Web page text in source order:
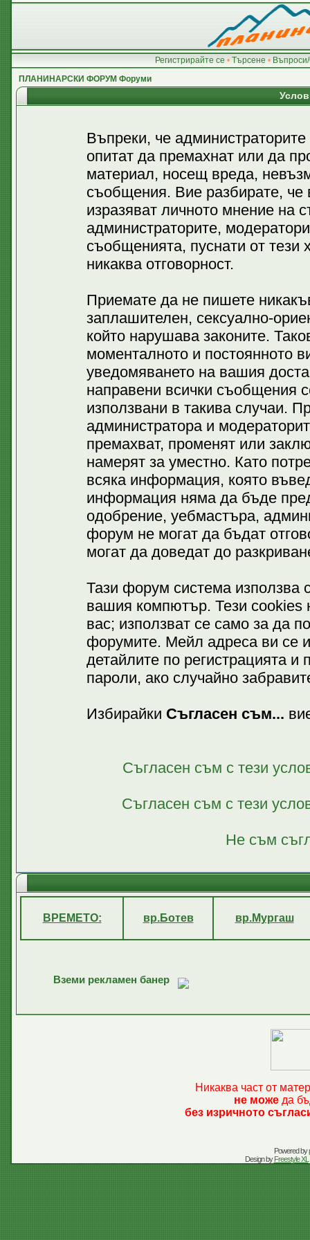
Регистрирайте се • Търсене •
ПЛАНИНАРСКИ ФОРУМ Форуми
Въпреки, че
опитат да премахнат или да
материал, носещ вреда,
съобщения. Вие разбирате,
изразяват личното мнение на
администраторите,
съобщенията, пуснати от тези
никаква отговорност.
Приемате да не пишете
заплашителен, сексуално-
който нарушава законите.
моменталното и постоянното
уведомяването на вашия
направени всички съобщения
използвани в такива случаи.
администратора и
премахват, променят или
намерят за уместно. Като
всяка информация, която
информация няма да бъде
одобрение, уебмастъра,
форум не могат да бъдат
могат да доведат до
Тази форум система използва
вашия компютър. Тези cookies
вас; използват се само за да
форумите. Мейл адреса ви се
детайлите по регистрацията
пароли, ако случайно
Избирайки Съгласен съм...
Съгласен съм с тези
Съгласен съм с тези
Не съм
ВРЕМЕТО: вр.Ботев вр.Мургаш
Вземи рекламен банер
Никаква част от
не може да
без изричното
Powered by
Design byFreestyle XL